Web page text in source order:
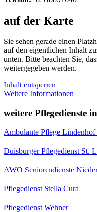
auf der Karte
Sie sehen gerade einen
auf den eigentlichen Inhalt
unten. Bitte beachten Sie,
weitergegeben werden.
Inhalt entsperren
Weitere Informationen
weitere Pflegedienste
Ambulante Pflege
Duisburger Pflegedienst St.
AWO Seniorendienste
Pflegedienst Stella Cura
Pflegedienst Wehner